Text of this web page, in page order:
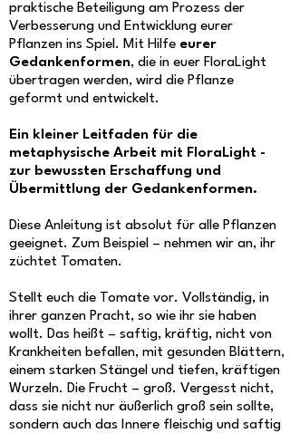
praktische Beteiligung am Prozess der
Verbesserung und Entwicklung eurer
Pflanzen ins Spiel. Mit Hilfe eurer
Gedankenformen, die in euer FloraLight
übertragen werden, wird die Pflanze
geformt und entwickelt.
Ein kleiner Leitfaden für die
metaphysische Arbeit mit FloraLight -
zur bewussten Erschaffung und
Übermittlung der Gedankenformen.
Diese Anleitung ist absolut für alle Pflanzen
geeignet. Zum Beispiel – nehmen wir an, ihr
züchtet Tomaten.
Stellt euch die Tomate vor. Vollständig, in
ihrer ganzen Pracht, so wie ihr sie haben
wollt. Das heißt – saftig, kräftig, nicht von
Krankheiten befallen, mit gesunden Blättern,
einem starken Stängel und tiefen, kräftigen
Wurzeln. Die Frucht – groß. Vergesst nicht,
dass sie nicht nur äußerlich groß sein sollte,
sondern auch das Innere fleischig und saftig